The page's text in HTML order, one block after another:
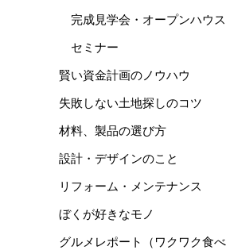
完成見学会・オープンハウス
セミナー
賢い資金計画のノウハウ
失敗しない土地探しのコツ
材料、製品の選び方
設計・デザインのこと
リフォーム・メンテナンス
ぼくが好きなモノ
グルメレポート（ワクワク食べ